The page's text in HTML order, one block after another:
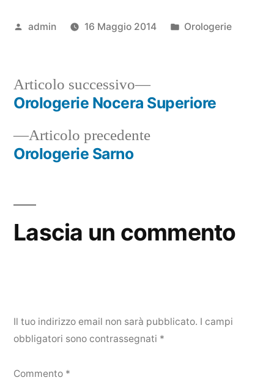
Pubblicato
admin 16 Maggio 2014
Pubblicato
Orologerie
Navigazione
articoli
Articolo precedenteArticolo
Orologerie Sarno
Articolo successivo
Articolo
successivo:
Orologerie Nocera Superiore
Lascia un commento
Il tuo indirizzo email non sarà pubblicato. I campi
obbligatori sono contrassegnati *
Commento *